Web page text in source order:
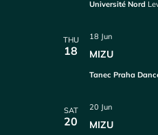
Université Nord
THU
18 MIZU
18 Jun
Tanec Praha
SAT
20 MIZU
20 Jun